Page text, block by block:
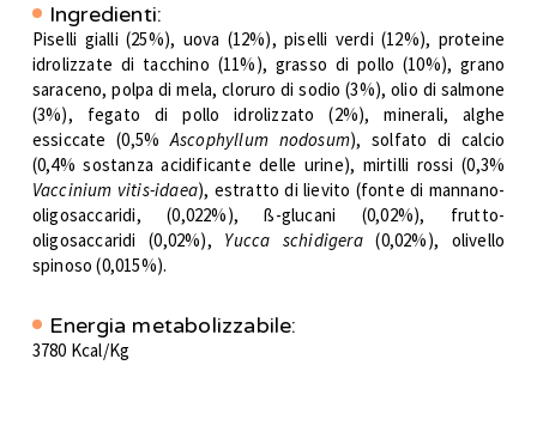
Ingredienti:
Piselli gialli (25%), uova (12%), piselli verdi (12%), proteine
idrolizzate di tacchino (11%), grasso di pollo (10%), grano
saraceno, polpa di mela, cloruro di sodio (3%), olio di salmone
(3%), fegato di pollo idrolizzato (2%), minerali, alghe
essiccate (0,5% Ascophyllum nodosum), solfato di calcio
(0,4% sostanza acidificante delle urine), mirtilli rossi (0,3%
Vaccinium vitis-idaea), estratto di lievito (fonte di mannano-
oligosaccaridi, (0,022%), ß-glucani (0,02%), frutto-
oligosaccaridi (0,02%), Yucca schidigera(0,02%), olivello
spinoso (0,015%).
Energia metabolizzabile:
3780 Kcal/Kg